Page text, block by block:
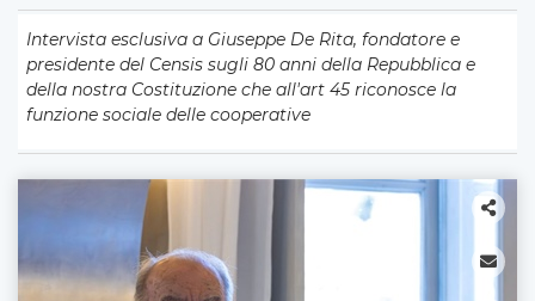
Intervista esclusiva a Giuseppe De Rita, fondatore e
presidente del Censis sugli 80 anni della Repubblica e
della nostra Costituzione che all'art 45 riconosce la
funzione sociale delle cooperative